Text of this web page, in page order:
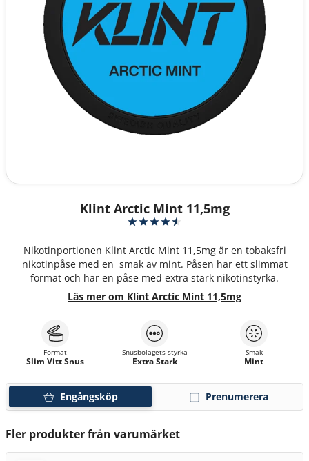
Klint Arctic Mint 11,5mg
Nikotinportionen Klint Arctic Mint 11,5mg är en tobaksfri
nikotinpåse med en smak av mint. Påsen har ett slimmat
format och har en påse med extra stark nikotinstyrka.
Läs mer om Klint Arctic Mint 11,5mg
Engångsköp Prenumerera
Format
Slim Vitt Snus
Snusbolagets styrka
Extra Stark
Smak
Mint
Fler produkter från varumärket